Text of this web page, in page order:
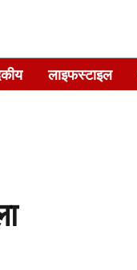
लाइफस्टाइल